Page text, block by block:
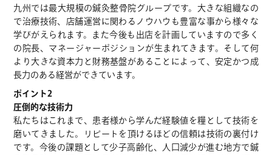
九州では最大規模の鍼灸整骨院グループです。大きな組織なの
で治療技術、店舗運営に関わるノウハウも豊富な事から様々な
学びがえられます。また今後も出店を計画していますので多く
の院長、マネージャーポジションが生まれてきます。そして何
より大きな資本力と財務基盤があることによって、安定かつ成
長力のある経営ができています。
ポイント2
圧倒的な技術力
私たちはこれまで、患者様から学んだ経験値を糧として技術を
磨いてきました。リピートを頂けるほどの信頼は技術の裏付け
です。今後の課題として少子高齢化、人口減少が進む地方で鍼